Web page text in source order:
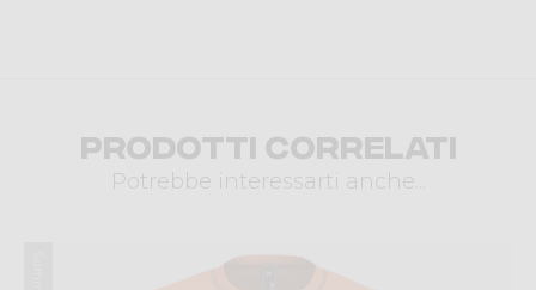
Prodotti correlati
Potrebbe interessarti anche...